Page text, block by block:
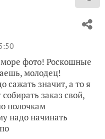
море фото! Роскошные
молодец!
сажать значит, а то я
заказ свой,
полочкам
надо начинать